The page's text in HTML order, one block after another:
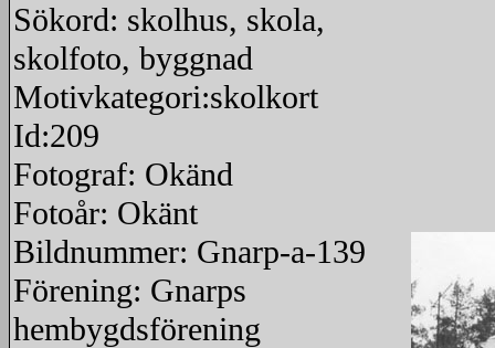
Sökord: skolhus, skola,
skolfoto, byggnad
Motivkategori:skolkort
Id:209
Fotograf: Okänd
Fotoår: Okänt
Bildnummer: Gnarp-a-139
Förening: Gnarps
hembygdsförening